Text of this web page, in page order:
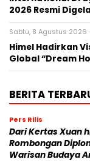
2026 Resmi
Sabtu, 8 Agustus 2026
Himel Hadirkan
Global “Dream
BERITA
Pers Rilis
Dari Kertas Xuan
Rombongan
Warisan Budaya